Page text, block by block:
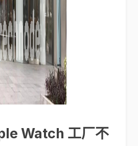
Watch 工厂不